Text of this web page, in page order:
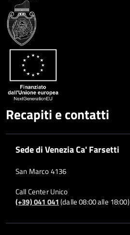
Recapiti e contatti
Sede di Venezia Ca' Farsetti
San Marco 4136
Call Center Unico
(+39) 041 041(dalle 08:00 alle 18:00)